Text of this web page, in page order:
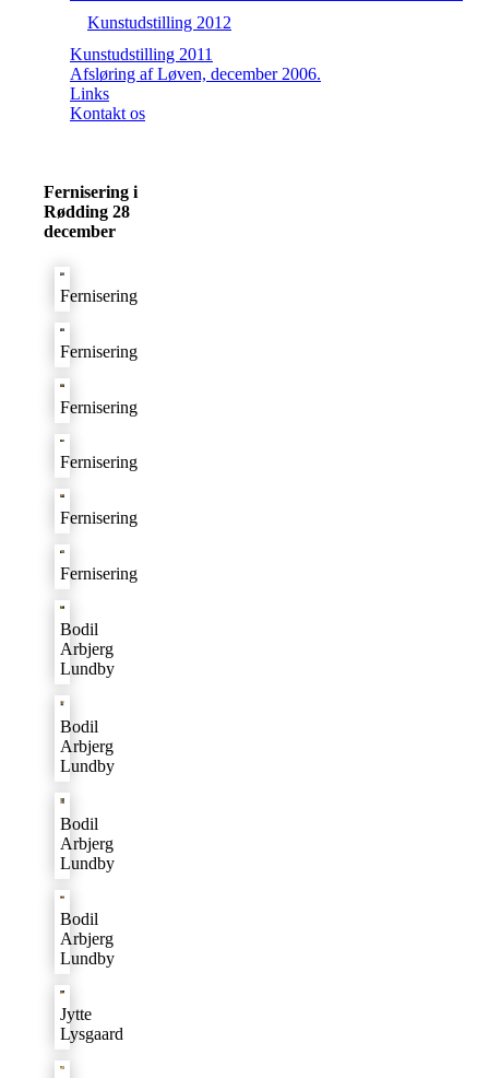
Kunstudstilling 2012
Kunstudstilling 2011
Afsløring af Løven, december 2006.
Links
Kontakt os
Fernisering i
Rødding 28
december
Fernisering
Fernisering
Fernisering
Fernisering
Fernisering
Fernisering
Bodil
Arbjerg
Lundby
Bodil
Arbjerg
Lundby
Bodil
Arbjerg
Lundby
Bodil
Arbjerg
Lundby
Jytte
Lysgaard